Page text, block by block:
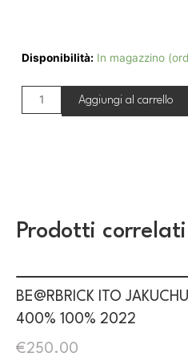
Disponibilità: In magazzino
Aggiungi al carrello
Prodotti correlati
BE@RBRICK ITO
400% 100% 2022
€250.00